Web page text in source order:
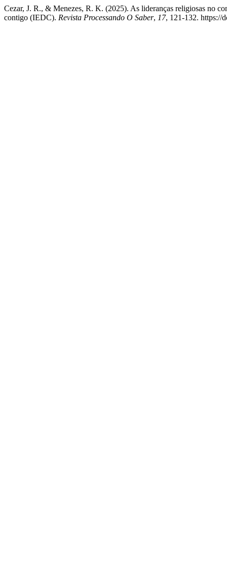
Cezar, J. R., & Menezes, R. K. (2025). As lideranças religiosas no
contigo (IEDC). Revista Processando O Saber, 17, 121-132. https://